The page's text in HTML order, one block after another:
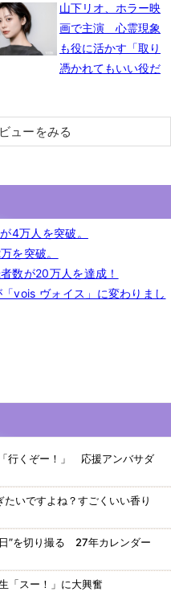
山下リオ、ホラー映
画で主演 心霊現象
も役に活かす「取り
憑かれてもいい役だ
ューをみる
万人を突破。
を突破。
数が20万人を達成！
vois ヴォイス」に変わりまし
行くぞー！」 応援アンバサダ
いですよね？すごくいい香り
”を切り撮る 27年カレンダー
スー！」に大興奮